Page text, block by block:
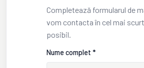
Completează formularul de
vom contacta în cel mai
posibil.
Nume complet *